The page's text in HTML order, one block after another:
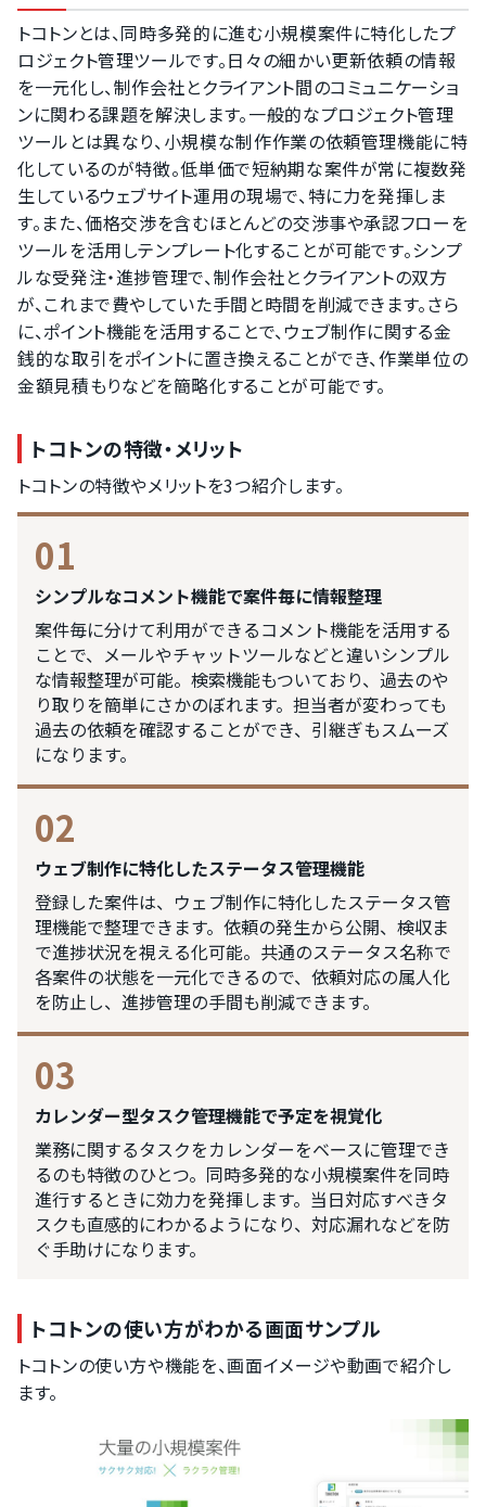
トコトンとは、同時多発的に進む小規模案件に特化したプ
ロジェクト管理ツールです。日々の細かい更新依頼の情報
を一元化し、制作会社とクライアント間のコミュニケーショ
ンに関わる課題を解決します。一般的なプロジェクト管理
ツールとは異なり、小規模な制作作業の依頼管理機能に特
化しているのが特徴。低単価で短納期な案件が常に複数発
生しているウェブサイト運用の現場で、特に力を発揮しま
す。また、価格交渉を含むほとんどの交渉事や承認フローを
ツールを活用しテンプレート化することが可能です。シンプ
ルな受発注・進捗管理で、制作会社とクライアントの双方
が、これまで費やしていた手間と時間を削減できます。さら
に、ポイント機能を活用することで、ウェブ制作に関する金
銭的な取引をポイントに置き換えることができ、作業単位の
金額見積もりなどを簡略化することが可能です。
トコトンの特徴・メリット
トコトンの特徴やメリットを3つ紹介します。
01
シンプルなコメント機能で案件毎に情報整理
案件毎に分けて利用ができるコメント機能を活用する
ことで、メールやチャットツールなどと違いシンプル
な情報整理が可能。検索機能もついており、過去のや
り取りを簡単にさかのぼれます。担当者が変わっても
過去の依頼を確認することができ、引継ぎもスムーズ
になります。
02
ウェブ制作に特化したステータス管理機能
登録した案件は、ウェブ制作に特化したステータス管
理機能で整理できます。依頼の発生から公開、検収ま
で進捗状況を視える化可能。共通のステータス名称で
各案件の状態を一元化できるので、依頼対応の属人化
を防止し、進捗管理の手間も削減できます。
03
カレンダー型タスク管理機能で予定を視覚化
業務に関するタスクをカレンダーをベースに管理でき
るのも特徴のひとつ。同時多発的な小規模案件を同時
進行するときに効力を発揮します。当日対応すべきタ
スクも直感的にわかるようになり、対応漏れなどを防
ぐ手助けになります。
トコトンの使い方がわかる画面サンプル
トコトンの使い方や機能を、画面イメージや動画で紹介し
ます。